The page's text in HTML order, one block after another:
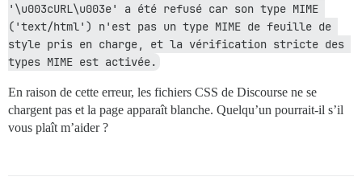
'\u003cURL\u003e' a été refusé car son type MIME
('text/html') n'est pas un type MIME de feuille de
style pris en charge, et la vérification stricte des
types MIME est activée.
En raison de cette erreur, les fichiers CSS de Discourse ne se
chargent pas et la page apparaît blanche. Quelqu’un pourrait-il s’il
vous plaît m’aider ?